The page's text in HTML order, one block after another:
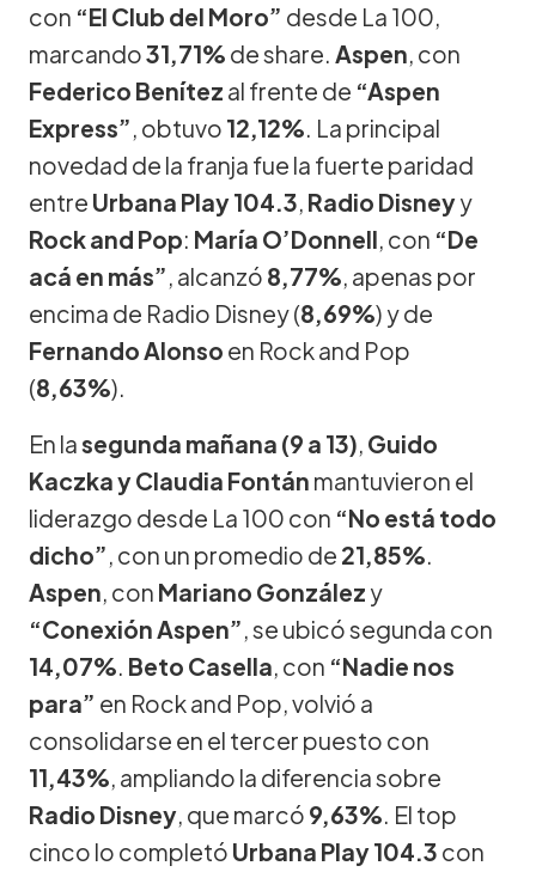
con “El Club del Moro” desde La 100,
marcando31,71% de share. Aspen, con
Federico Benítez al frente de “Aspen
Express”, obtuvo 12,12%. La principal
novedad de la franja fue la fuerte paridad
entre Urbana Play 104.3, Radio Disneyy
Rock and Pop: María O’Donnell, con “De
acá en más”, alcanzó 8,77%, apenas por
encima de Radio Disney (8,69%) y de
Fernando Alonso en Rock and Pop
(8,63%).
En lasegunda mañana (9 a 13), Guido
Kaczka y Claudia Fontán mantuvieron el
liderazgo desde La 100 con “No está todo
dicho”, con un promedio de 21,85%.
Aspen, con Mariano González y
“Conexión Aspen”, se ubicó segunda con
14,07%. Beto Casella, con “Nadie nos
para” en Rock and Pop, volvió a
consolidarse en el tercer puesto con
11,43%, ampliando la diferencia sobre
Radio Disney, que marcó 9,63%. El top
cinco lo completó Urbana Play 104.3 con